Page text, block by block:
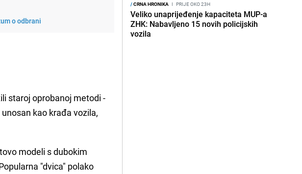
o odbrani
staroj oprobanoj metodi -
kao krađa vozila,
modeli s dubokim
"dvica" polako
/CRNA HRONIKA I PRIJE OKO 23H
Veliko unaprijeđenje kapaciteta MUP-a
ZHK: Nabavljeno 15 novih policijskih
vozila